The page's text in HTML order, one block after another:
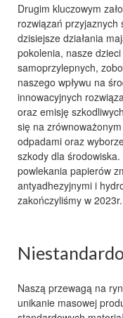
Drugim kluczowym
rozwiązań przyjaznych
dzisiejsze działania
pokolenia, nasze
samoprzylepnych,
naszego wpływu na
innowacyjnych
oraz emisję
się na
odpadami oraz
szkody dla środowiska.
powlekania papierów
antyadhezyjnymi i
zakończyliśmy w 2023r.
Naszą przewagą na
unikanie masowej